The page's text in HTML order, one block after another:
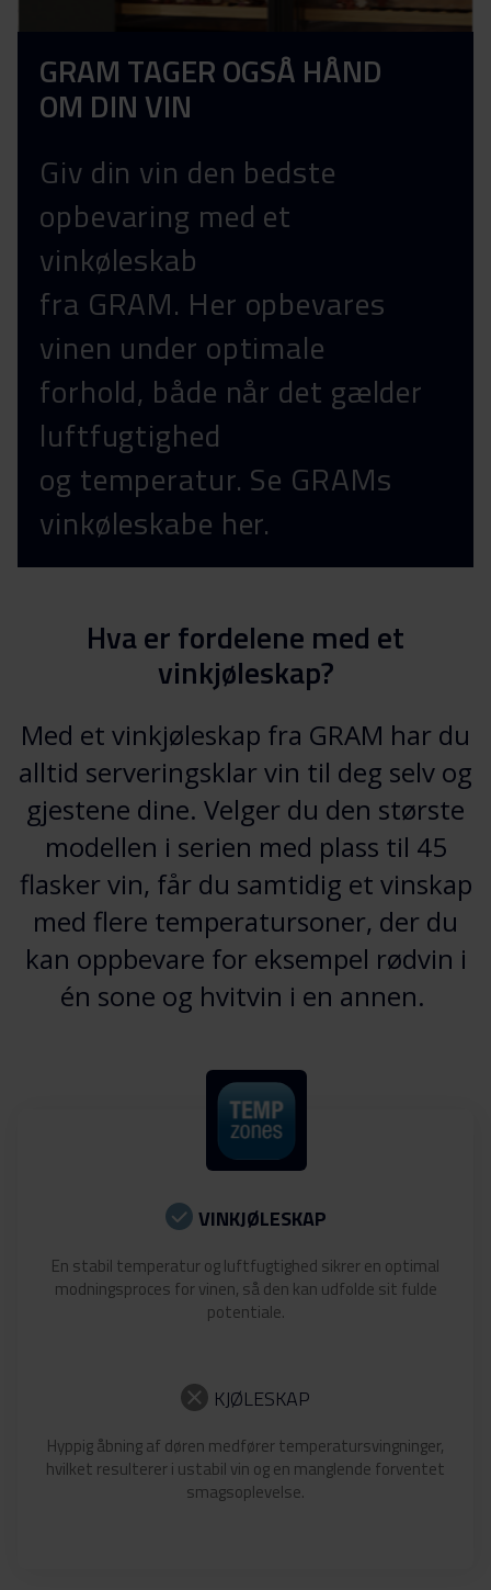
GRAM TAGER OGSÅ HÅND
OM DIN VIN
Giv din vin den bedste
opbevaring med et
vinkøleskab
fra GRAM. Her opbevares
vinen under optimale
forhold, både når det gælder
luftfugtighed
og temperatur. Se GRAMs
vinkøleskabe her.
Hva er fordelene med et
vinkjøleskap?
Med et vinkjøleskap fra GRAM har du
alltid serveringsklar vin til deg selv og
gjestene dine. Velger du den største
modellen i serien med plass til 45
flasker vin, får du samtidig et vinskap
med flere temperatursoner, der du
kan oppbevare for eksempel rødvin i
én sone og hvitvin i en annen.
VINKJØLESKAP
En stabil temperatur og luftfugtighed sikrer en optimal
modningsproces for vinen, så den kan udfolde sit fulde
potentiale.
KJØLESKAP
Hyppig åbning af døren medfører temperatursvingninger,
hvilket resulterer i ustabil vin og en manglende forventet
smagsoplevelse.